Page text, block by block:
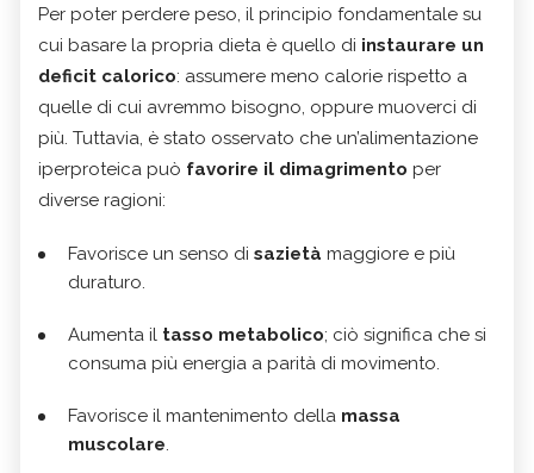
Per poter perdere peso, il principio fondamentale su
cui basare la propria dieta è quello di instaurare un
deficit calorico: assumere meno calorie rispetto a
quelle di cui avremmo bisogno, oppure muoverci di
più. Tuttavia, è stato osservato che un’alimentazione
iperproteica può favorire il dimagrimento per
diverse ragioni:
Favorisce un senso di sazietà maggiore e più
duraturo.
Aumenta il tasso metabolico; ciò significa che si
consuma più energia a parità di movimento.
Favorisce il mantenimento della massa
muscolare.